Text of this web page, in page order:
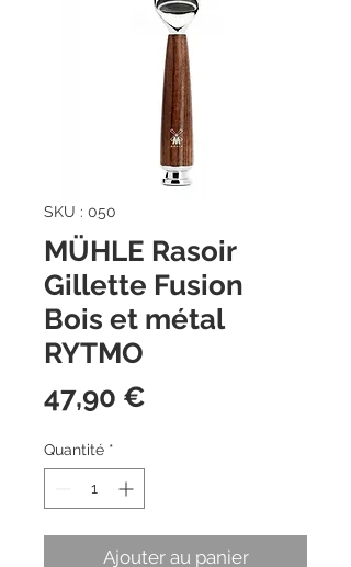
SKU : 050
MÜHLE Rasoir
Gillette Fusion
Bois et métal
RYTMO
47,90 €
Quantité *
Ajouter au panier